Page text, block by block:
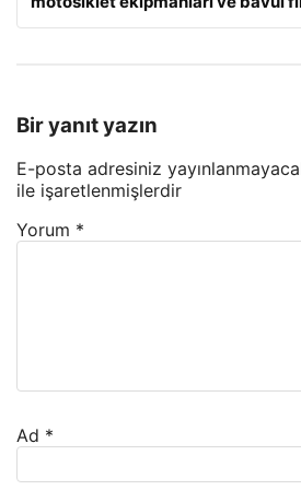
Bir yanıt yazın
E-posta adresiniz
ile işaretlenmişlerdir
Yorum *
Ad *